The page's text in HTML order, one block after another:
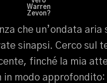
Warren
Zevon?
che un’ondata
sinapsi. Cerco sul
finché la mia
in modo